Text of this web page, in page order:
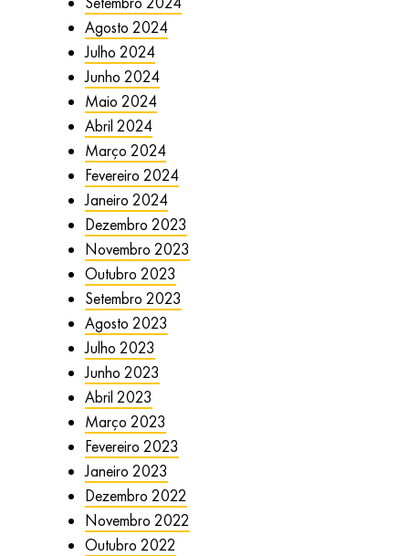
Agosto 2024
Julho 2024
Junho 2024
Maio 2024
Abril 2024
Março 2024
Fevereiro 2024
Janeiro 2024
Dezembro 2023
Novembro 2023
Outubro 2023
Setembro 2023
Agosto 2023
Julho 2023
Junho 2023
Abril 2023
Março 2023
Fevereiro 2023
Janeiro 2023
Dezembro 2022
Novembro 2022
Outubro 2022